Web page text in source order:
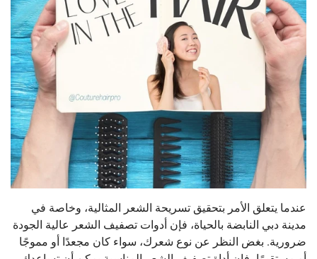
عندما يتعلق الأمر بتحقيق تسريحة الشعر المثالية، وخاصة في
مدينة دبي النابضة بالحياة، فإن أدوات تصفيف الشعر عالية الجودة
ضرورية. بغض النظر عن نوع شعرك، سواء كان مجعدًا أو مموجًا